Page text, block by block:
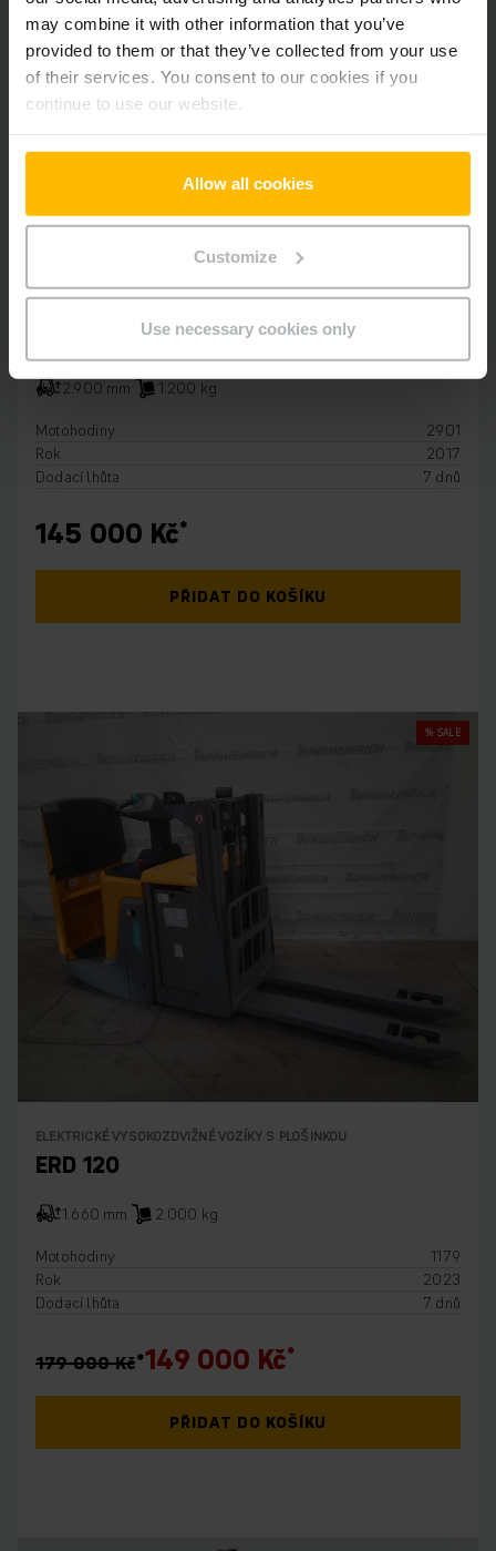
may combine it with other information that you’ve
provided to them or that they’ve collected from your use
of their services. You consent to our cookies if you
continue to use our website.
Allow all cookies
Customize
Use necessary cookies only
2.900 mm
1.200 kg
Motohodiny
2901
Rok
2017
Dodací lhůta
7 dnů
145 000 Kč
PŘIDAT DO KOŠÍKU
% SALE
ELEKTRICKÉ VYSOKOZDVIŽNÉ VOZÍKY S PLOŠINKOU
ERD 120
1.660 mm
2.000 kg
Motohodiny
1179
Rok
2023
Dodací lhůta
7 dnů
179 000 Kč 149 000 Kč
PŘIDAT DO KOŠÍKU